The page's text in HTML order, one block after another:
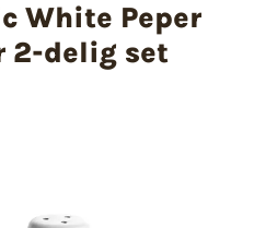
White Peper
2-delig set